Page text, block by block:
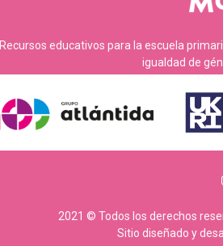
Recursos educativos para la escuela
igualdad de
2021 © Todos los derechos
Sitio diseñado y